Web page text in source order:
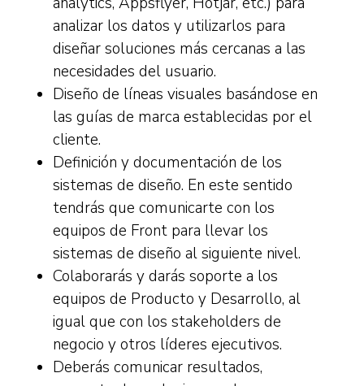
analizar los datos y utilizarlos para
diseñar soluciones más cercanas a las
necesidades del usuario.
Diseño de líneas visuales basándose en
las guías de marca establecidas por el
cliente.
Definición y documentación de los
sistemas de diseño. En este sentido
tendrás que comunicarte con los
equipos de Front para llevar los
sistemas de diseño al siguiente nivel.
Colaborarás y darás soporte a los
equipos de Producto y Desarrollo, al
igual que con los stakeholders de
negocio y otros líderes ejecutivos.
Deberás comunicar resultados,